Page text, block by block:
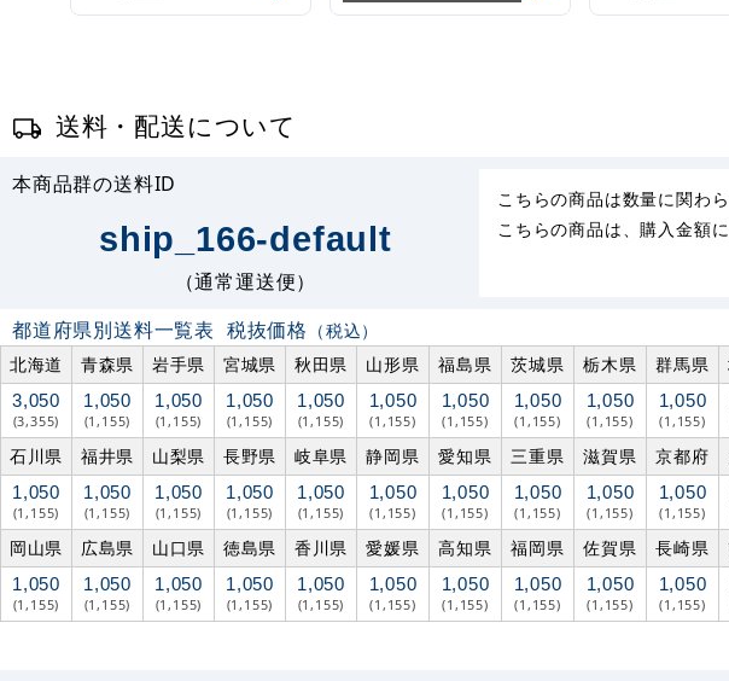
送料・配送について
本商品群の送料ID
ship_166-default
（通常運送便）
こちらの商品は数量に関わ
こちらの商品は、購入金額
都道府県別送料一覧表 税抜価格 （税込）
北海道
青森県 岩手県 宮城県 秋田県 山形県 福島県 茨城県 栃木県 群馬県
3,050
(3,355)
1,050
(1,155)
1,050
(1,155)
1,050
(1,155)
1,050
(1,155)
1,050
(1,155)
1,050
(1,155)
1,050
(1,155)
1,050
(1,155)
1,050
(1,155)
石川県 福井県 山梨県 長野県 岐阜県 静岡県 愛知県 三重県 滋賀県 京都府
1,050
(1,155)
1,050
(1,155)
1,050
(1,155)
1,050
(1,155)
1,050
(1,155)
1,050
(1,155)
1,050
(1,155)
1,050
(1,155)
1,050
(1,155)
1,050
(1,155)
岡山県 広島県 山口県 徳島県 香川県 愛媛県 高知県 福岡県 佐賀県 長崎県
1,050
(1,155)
1,050
(1,155)
1,050
(1,155)
1,050
(1,155)
1,050
(1,155)
1,050
(1,155)
1,050
(1,155)
1,050
(1,155)
1,050
(1,155)
1,050
(1,155)